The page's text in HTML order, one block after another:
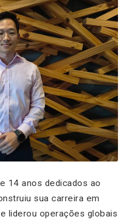
14 anos dedicados ao
sua carreira em
liderou operações globais